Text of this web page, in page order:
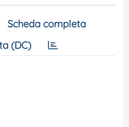
Scheda completa
(DC)